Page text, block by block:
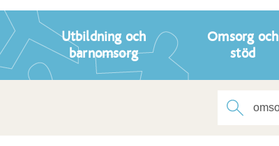
Utbildning och
barnomsorg
Omsorg och
stöd